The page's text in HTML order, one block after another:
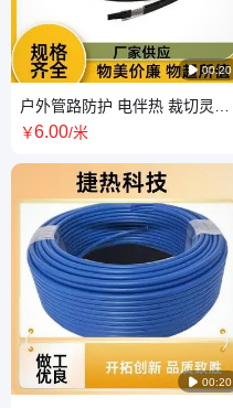
 00:20
户外管路防护 电伴热 裁切灵活
抗老化 现货速发 捷热科技
￥6.00/米
 00:20